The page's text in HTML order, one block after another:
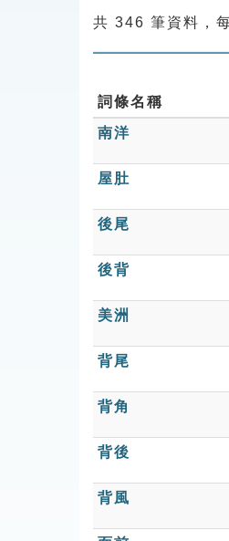
共 346 筆資料，
詞條名稱
南洋
屋肚
後尾
後背
美洲
背尾
背角
背後
背風